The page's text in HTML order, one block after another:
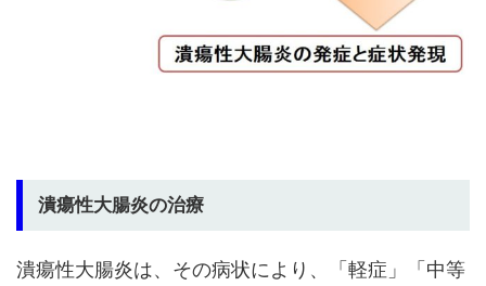
潰瘍性大腸炎の治療
潰瘍性大腸炎は、その病状により、「軽症」「中等